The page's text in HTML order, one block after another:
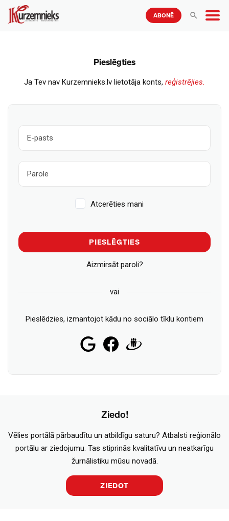
ABONĒ
Pieslēgties
Ja Tev nav Kurzemnieks.lv lietotāja konts, reģistrējies.
Atcerēties mani
PIESLĒGTIES
Aizmirsāt paroli?
vai
Pieslēdzies, izmantojot kādu no sociālo tīklu kontiem
Ziedo!
Vēlies portālā pārbaudītu un atbildīgu saturu? Atbalsti reģionālo
portālu ar ziedojumu. Tas stiprinās kvalitatīvu un neatkarīgu
žurnālistiku mūsu novadā.
ZIEDOT